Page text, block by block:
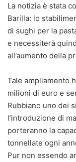
La notizia è stata
Barilla: lo
di sughi per la
e necessiterà
all’aumento della
Tale ampliamento
milioni di euro e
Rubbiano uno dei
l’introduzione di
porteranno la
tonnellate ogni
Pur non essendo